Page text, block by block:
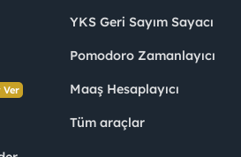
Ver
YKS Geri Sayım Sayacı
Pomodoro Zamanlayıcı
Maaş Hesaplayıcı
Tüm araçlar